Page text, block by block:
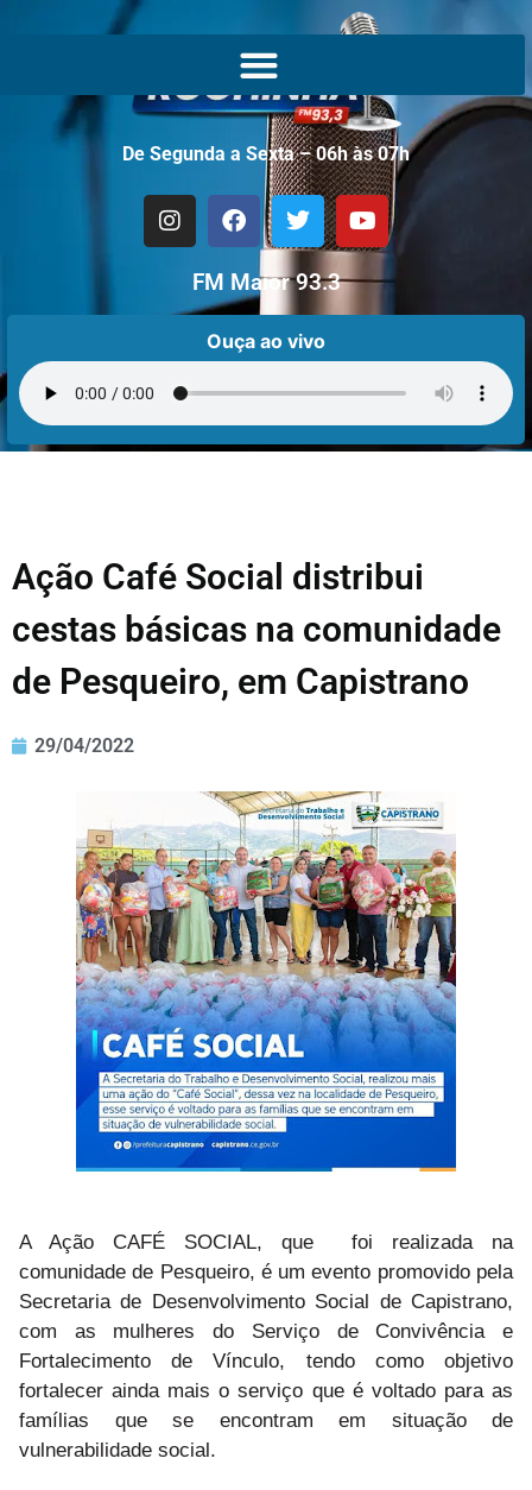
De Segunda a Sexta – 06h às 07h
FM Maior 93.3
Ouça ao vivo
Ação Café Social distribui
cestas básicas na comunidade
de Pesqueiro, em Capistrano
29/04/2022
A Ação CAFÉ SOCIAL, que foi realizada na
comunidade de Pesqueiro, é um evento promovido pela
Secretaria de Desenvolvimento Social de Capistrano,
com as mulheres do Serviço de Convivência e
Fortalecimento de Vínculo, tendo como objetivo
fortalecer ainda mais o serviço que é voltado para as
famílias que se encontram em situação de
vulnerabilidade social.